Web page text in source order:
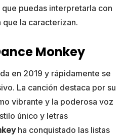
puedas interpretarla con
la caracterizan.
Monkey
en 2019 y rápidamente se
La canción destaca por su
vibrante y la poderosa voz
único y letras
ha conquistado las listas